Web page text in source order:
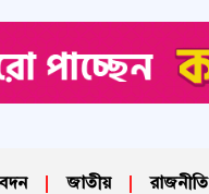
জাতীয় রাজনীতি